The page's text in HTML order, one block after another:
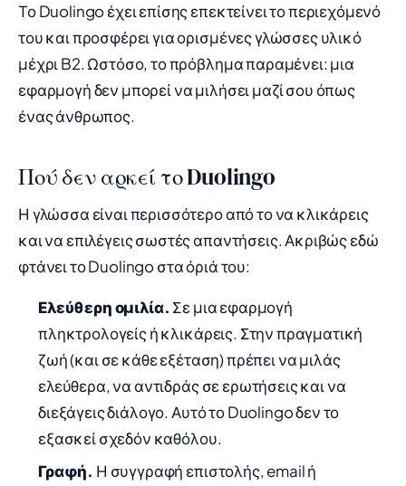
Το Duolingo έχει επίσης επεκτείνει το περιεχόμενό
του και προσφέρει για ορισμένες γλώσσες υλικό
μέχρι B2. Ωστόσο, το πρόβλημα παραμένει: μια
εφαρμογή δεν μπορεί να μιλήσει μαζί σου όπως
ένας άνθρωπος.
Πού δεν αρκεί το Duolingo
Η γλώσσα είναι περισσότερο από το να κλικάρεις
και να επιλέγεις σωστές απαντήσεις. Ακριβώς εδώ
φτάνει το Duolingo στα όριά του:
Ελεύθερη ομιλία. Σε μια εφαρμογή
πληκτρολογείς ή κλικάρεις. Στην πραγματική
ζωή (και σε κάθε εξέταση) πρέπει να μιλάς
ελεύθερα, να αντιδράς σε ερωτήσεις και να
διεξάγεις διάλογο. Αυτό το Duolingo δεν το
εξασκεί σχεδόν καθόλου.
Γραφή. Η συγγραφή επιστολής, email ή